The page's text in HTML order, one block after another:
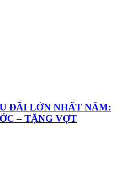
ĐÃI LỚN NHẤT NĂM:
– TẶNG VỢT